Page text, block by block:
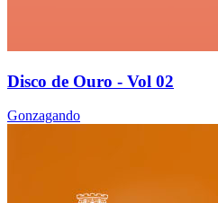
Disco de Ouro - Vol 02
Gonzagando